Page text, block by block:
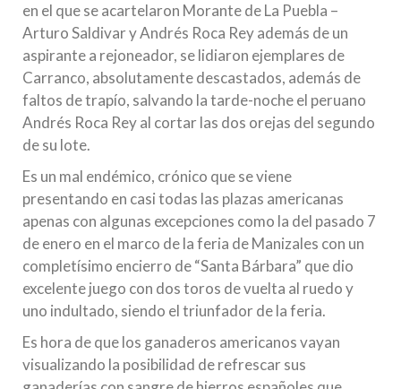
en el que se acartelaron Morante de La Puebla –
Arturo Saldivar y Andrés Roca Rey además de un
aspirante a rejoneador, se lidiaron ejemplares de
Carranco, absolutamente descastados, además de
faltos de trapío, salvando la tarde-noche el peruano
Andrés Roca Rey al cortar las dos orejas del segundo
de su lote.
Es un mal endémico, crónico que se viene
presentando en casi todas las plazas americanas
apenas con algunas excepciones como la del pasado 7
de enero en el marco de la feria de Manizales con un
completísimo encierro de “Santa Bárbara” que dio
excelente juego con dos toros de vuelta al ruedo y
uno indultado, siendo el triunfador de la feria.
Es hora de que los ganaderos americanos vayan
visualizando la posibilidad de refrescar sus